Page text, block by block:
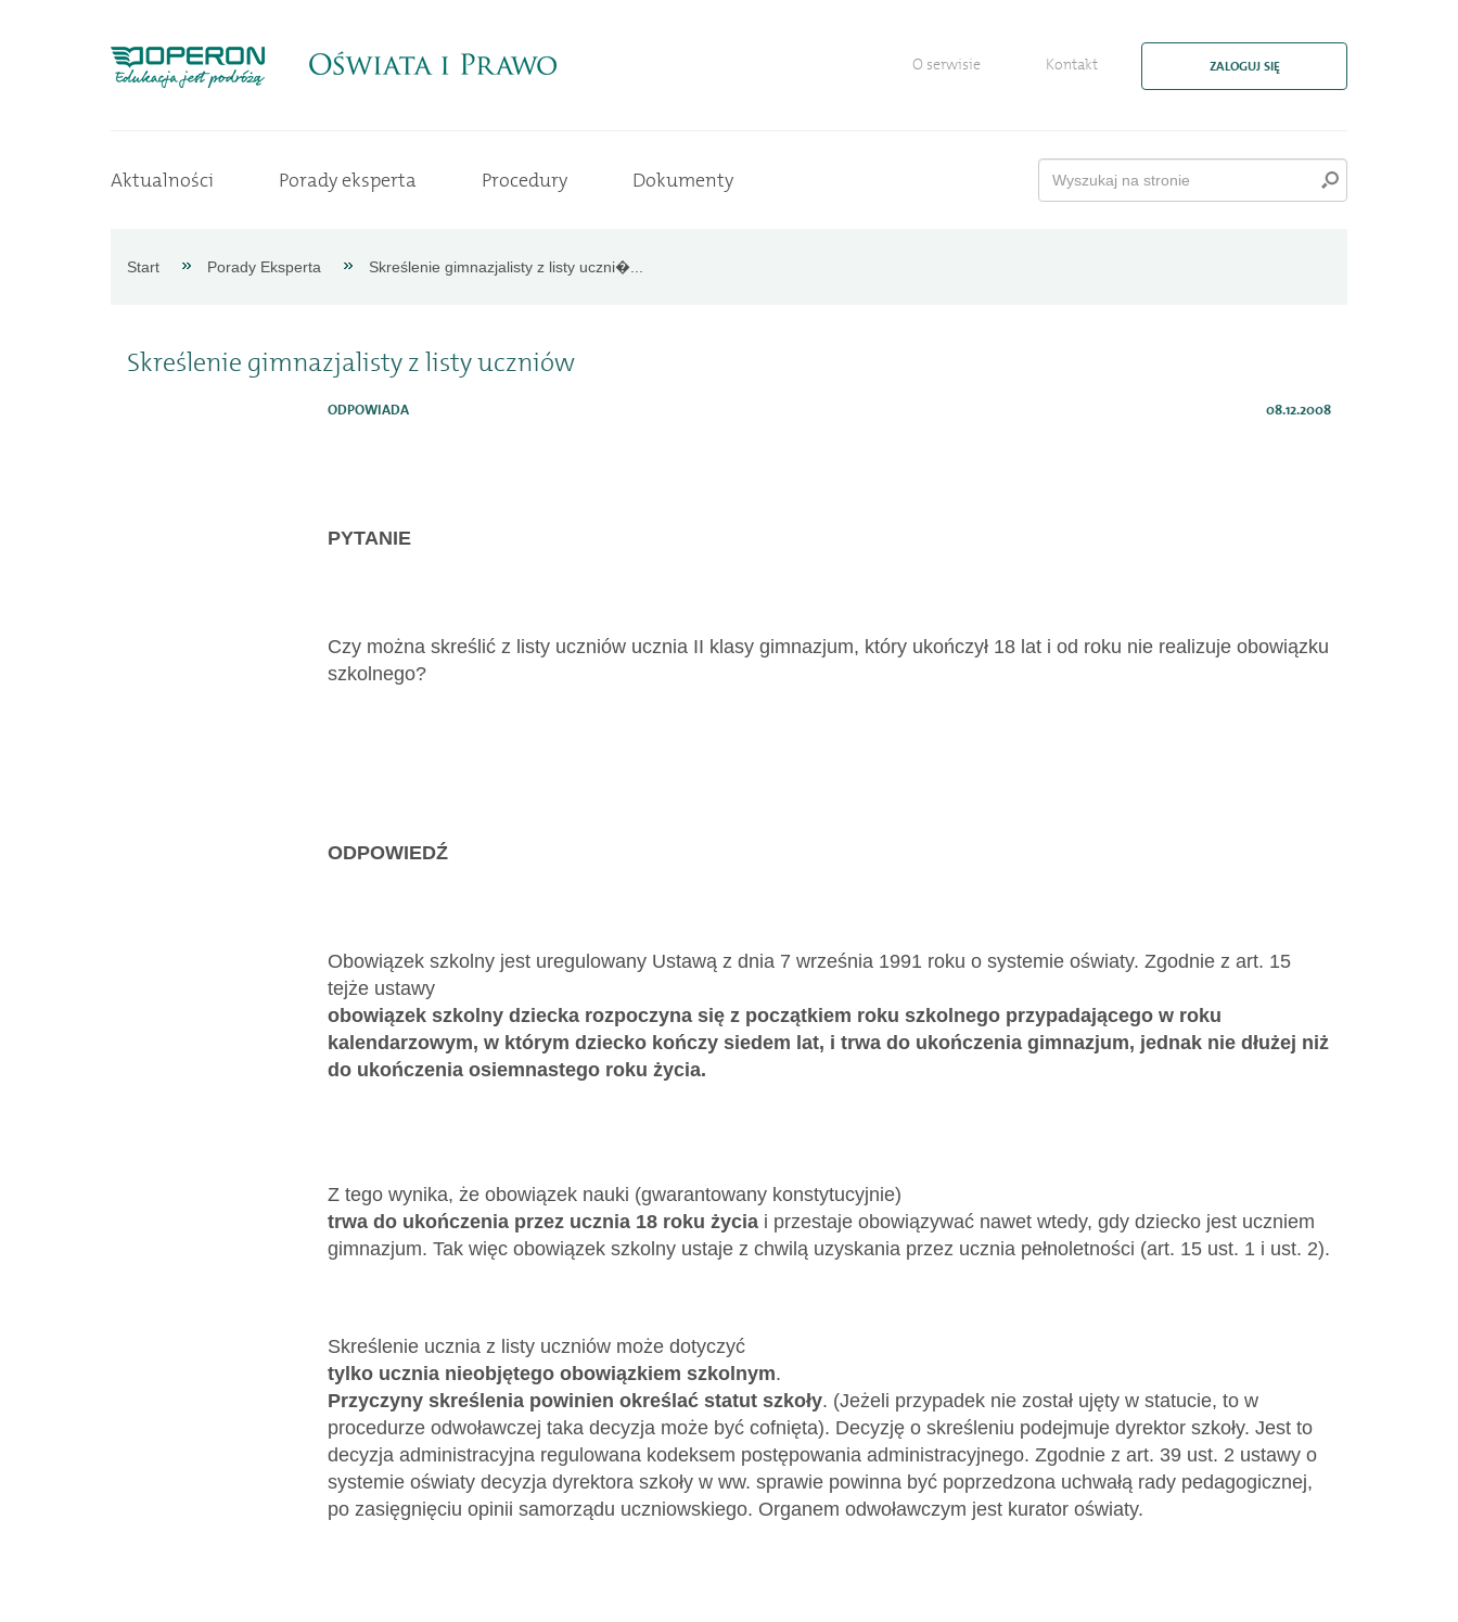
Aktualności
O serwisie Kontakt ZALOGUJ SIĘ
Aktualności Porady eksperta Procedury Dokumenty
Start Porady Eksperta Skreślenie gimnazjalisty z listy uczni�...
Skreślenie gimnazjalisty z listy uczniów
ODPOWIADA 08.12.2008
PYTANIE
Czy można skreślić z listy uczniów ucznia II klasy gimnazjum, który ukończył 18 lat i od roku nie realizuje obowiązku
szkolnego?
ODPOWIEDŹ
Obowiązek szkolny jest uregulowany Ustawą z dnia 7 września 1991 roku o systemie oświaty. Zgodnie z art. 15
tejże ustawy
obowiązek szkolny dziecka rozpoczyna się z początkiem roku szkolnego przypadającego w roku
kalendarzowym, w którym dziecko kończy siedem lat, i trwa do ukończenia gimnazjum, jednak nie dłużej niż
do ukończenia osiemnastego roku życia.
Z tego wynika, że obowiązek nauki (gwarantowany konstytucyjnie)
trwa do ukończenia przez ucznia 18 roku życia i przestaje obowiązywać nawet wtedy, gdy dziecko jest uczniem
gimnazjum. Tak więc obowiązek szkolny ustaje z chwilą uzyskania przez ucznia pełnoletności (art. 15 ust. 1 i ust. 2).
Skreślenie ucznia z listy uczniów może dotyczyć
tylko ucznia nieobjętego obowiązkiem szkolnym.
Przyczyny skreślenia powinien określać statut szkoły. (Jeżeli przypadek nie został ujęty w statucie, to w
procedurze odwoławczej taka decyzja może być cofnięta). Decyzję o skreśleniu podejmuje dyrektor szkoły. Jest to
decyzja administracyjna regulowana kodeksem postępowania administracyjnego. Zgodnie z art. 39 ust. 2 ustawy o
systemie oświaty decyzja dyrektora szkoły w ww. sprawie powinna być poprzedzona uchwałą rady pedagogicznej,
po zasięgnięciu opinii samorządu uczniowskiego. Organem odwoławczym jest kurator oświaty.